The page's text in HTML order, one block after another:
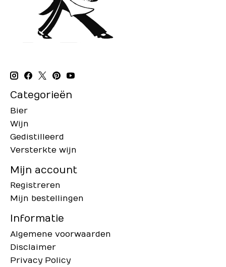
Categorieën
Bier
Wijn
Gedistilleerd
Versterkte wijn
Mijn account
Registreren
Mijn bestellingen
Informatie
Algemene voorwaarden
Disclaimer
Privacy Policy